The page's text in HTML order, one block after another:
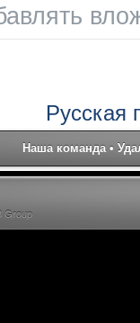
Русская
Наша команда •
Group